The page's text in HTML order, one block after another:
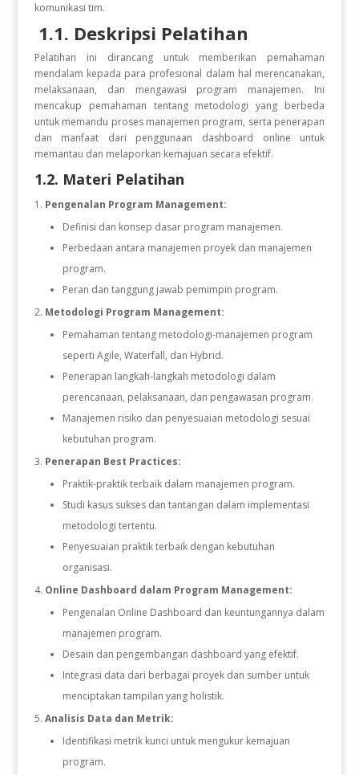
komunikasi tim.
1.1. Deskripsi Pelatihan
Pelatihan ini dirancang untuk memberikan pemahaman
mendalam kepada para profesional dalam hal merencanakan,
melaksanaan, dan mengawasi program manajemen. Ini
mencakup pemahaman tentang metodologi yang berbeda
untuk memandu proses manajemen program, serta penerapan
dan manfaat dari penggunaan dashboard online untuk
memantau dan melaporkan kemajuan secara efektif.
1.2. Materi Pelatihan
Pengenalan Program Management:
Definisi dan konsep dasar program manajemen.
Perbedaan antara manajemen proyek dan manajemen
program.
Peran dan tanggung jawab pemimpin program.
Metodologi Program Management:
Pemahaman tentang metodologi-manajemen program
seperti Agile, Waterfall, dan Hybrid.
Penerapan langkah-langkah metodologi dalam
perencanaan, pelaksanaan, dan pengawasan program.
Manajemen risiko dan penyesuaian metodologi sesuai
kebutuhan program.
Penerapan Best Practices:
Praktik-praktik terbaik dalam manajemen program.
Studi kasus sukses dan tantangan dalam implementasi
metodologi tertentu.
Penyesuaian praktik terbaik dengan kebutuhan
organisasi.
Online Dashboard dalam Program Management:
Pengenalan Online Dashboard dan keuntungannya dalam
manajemen program.
Desain dan pengembangan dashboard yang efektif.
Integrasi data dari berbagai proyek dan sumber untuk
menciptakan tampilan yang holistik.
Analisis Data dan Metrik:
Identifikasi metrik kunci untuk mengukur kemajuan
program.